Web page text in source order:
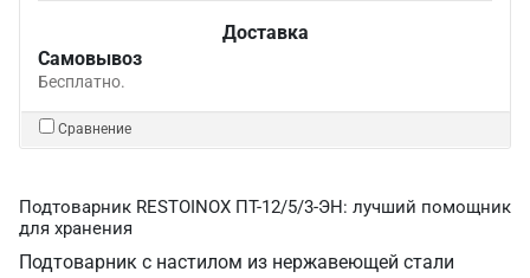
Доставка
Самовывоз
Бесплатно.
Сравнение
Подтоварник RESTOINOX ПТ-12/5/3-ЭН: лучший помощник
для хранения
Подтоварник с настилом из нержавеющей стали